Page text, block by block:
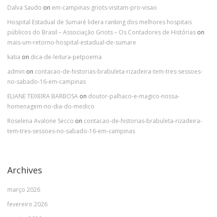
Dalva Saudo on em-campinas-griots-visitam-pro-visao
Hospital Estadual de Sumaré lidera ranking dos melhores hospitais
públicos do Brasil – Associação Griots – Os Contadores de Histórias on
mais-um-retorno-hospital-estadual-de-sumare
katia on dica-de-leitura-petpoema
admin on contacao-de-historias-brabuleta-rizadeira-tem-tres-sessoes-
no-sabado-16-em-campinas
ELIANE TEIXEIRA BARBOSA on doutor-palhaco-e-magico-nossa-
homenagem-no-dia-do-medico
Roselena Avalone Secco on contacao-de-historias-brabuleta-rizadeira-
tem-tres-sessoes-no-sabado-16-em-campinas
Archives
março 2026
fevereiro 2026